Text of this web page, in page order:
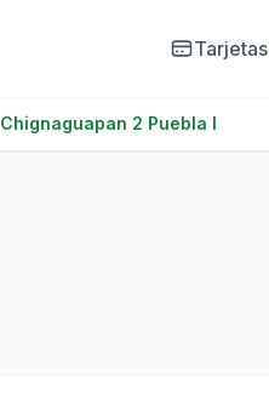
Tarjetas
Chignaguapan 2 Puebla I